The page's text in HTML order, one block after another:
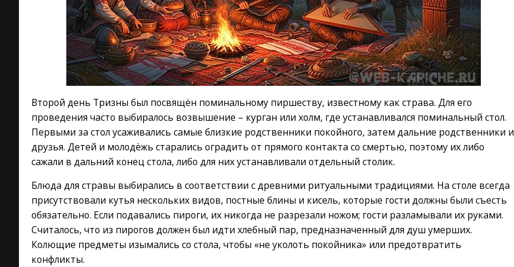
Второй день Тризны был посвящён поминальному пиршеству, известному как страва. Для его
проведения часто выбиралось возвышение – курган или холм, где устанавливался поминальный стол.
Первыми за стол усаживались самые близкие родственники покойного, затем дальние родственники и
друзья. Детей и молодёжь старались оградить от прямого контакта со смертью, поэтому их либо
сажали в дальний конец стола, либо для них устанавливали отдельный столик.
Блюда для стравы выбирались в соответствии с древними ритуальными традициями. На столе всегда
присутствовали кутья нескольких видов, постные блины и кисель, которые гости должны были съесть
обязательно. Если подавались пироги, их никогда не разрезали ножом; гости разламывали их руками.
Считалось, что из пирогов должен был идти хлебный пар, предназначенный для душ умерших.
Колющие предметы изымались со стола, чтобы «не уколоть покойника» или предотвратить
конфликты.